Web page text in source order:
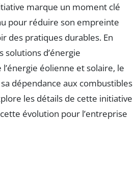
marque un moment clé
pour réduire son empreinte
des pratiques durables. En
d’énergie
éolienne et solaire, le
dépendance aux combustibles
les détails de cette initiative
évolution pour l’entreprise